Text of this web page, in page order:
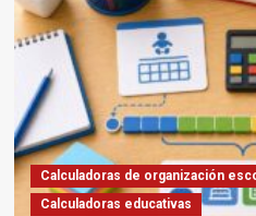
Calculadoras de organización
Calculadoras educativas